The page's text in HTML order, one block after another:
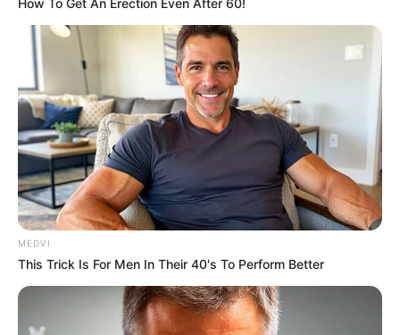
Segundo informações divulgadas pelo perfil oficial do concurso no
Instagram, a modelo de 21 anos foi hospitalizada na cidade de
MEDVI
This Trick Is For Men In Their 40's To Perform Better